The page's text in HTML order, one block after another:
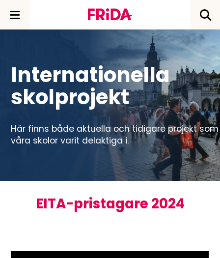
Internationella
skolprojekt
Här finns både aktuella och tidigare projekt som
våra skolor varit delaktiga i.
EITA-pristagare 2024